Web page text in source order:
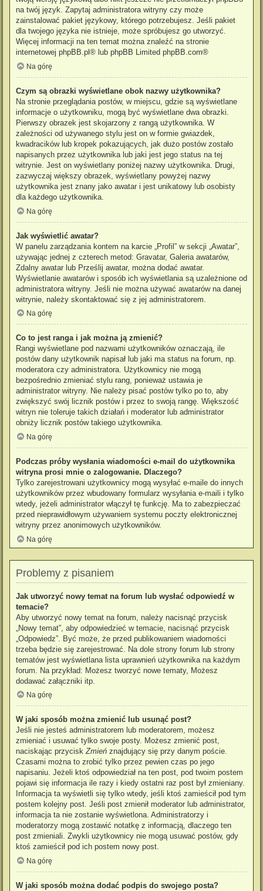
na twój język. Zapytaj administratora witryny czy może
zainstalować pakiet językowy, którego potrzebujesz. Jeśli pakiet
dla twojego języka nie istnieje, może spróbujesz go utworzyć.
Więcej informacji na ten temat można znaleźć na stronie
internetowej phpBB.pl ® lub phpBB Limited phpBB.com®
Na górę
Czym są obrazki wyświetlane obok nazwy użytkownika?
Na stronie przeglądania postów, w miejscu, gdzie są wyświetlane
informacje o użytkowniku, mogą być wyświetlane dwa obrazki.
Pierwszy obrazek jest skojarzony z rangą użytkownika. W
zależności od używanego stylu jest on w formie gwiazdek,
kwadracików lub kropek pokazujących, jak dużo postów zostało
napisanych przez użytkownika lub jaki jest jego status na tej
witrynie. Jest on wyświetlany poniżej nazwy użytkownika. Drugi,
zazwyczaj większy obrazek, wyświetlany powyżej nazwy
użytkownika jest znany jako awatar i jest unikatowy lub osobisty
dla każdego użytkownika.
Na górę
Jak wyświetlić awatar?
W panelu zarządzania kontem na karcie „Profil” w sekcji „Awatar”,
używając jednej z czterech metod: Gravatar, Galeria awatarów,
Zdalny awatar lub Prześlij awatar, można dodać awatar.
Wyświetlanie awatarów i sposób ich wyświetlania są uzależnione od
administratora witryny. Jeśli nie można używać awatarów na danej
witrynie, należy skontaktować się z jej administratorem.
Na górę
Co to jest ranga i jak można ją zmienić?
Rangi wyświetlane pod nazwami użytkowników oznaczają, ile
postów dany użytkownik napisał lub jaki ma status na forum, np.
moderatora czy administratora. Użytkownicy nie mogą
bezpośrednio zmieniać stylu rang, ponieważ ustawia je
administrator witryny. Nie należy pisać postów tylko po to, aby
zwiększyć swój licznik postów i przez to swoją rangę. Większość
witryn nie toleruje takich działań i moderator lub administrator
obniży licznik postów takiego użytkownika.
Na górę
Podczas próby wysłania wiadomości e-mail do użytkownika
witryna prosi mnie o zalogowanie. Dlaczego?
Tylko zarejestrowani użytkownicy mogą wysyłać e-maile do innych
użytkowników przez wbudowany formularz wysyłania e-maili i tylko
wtedy, jeżeli administrator włączył tę funkcję. Ma to zabezpieczać
przed nieprawidłowym używaniem systemu poczty elektronicznej
witryny przez anonimowych użytkowników.
Na górę
Problemy z pisaniem
Jak utworzyć nowy temat na forum lub wysłać odpowiedź w
temacie?
Aby utworzyć nowy temat na forum, należy nacisnąć przycisk
„Nowy temat”, aby odpowiedzieć w temacie, nacisnąć przycisk
„Odpowiedz”. Być może, że przed publikowaniem wiadomości
trzeba będzie się zarejestrować. Na dole strony forum lub strony
tematów jest wyświetlana lista uprawnień użytkownika na każdym
forum. Na przykład: Możesz tworzyć nowe tematy, Możesz
dodawać załączniki itp.
Na górę
W jaki sposób można zmienić lub usunąć post?
Jeśli nie jesteś administratorem lub moderatorem, możesz
zmieniać i usuwać tylko swoje posty. Możesz zmienić post,
naciskając przyciskZmień znajdujący się przy danym poście.
Czasami można to zrobić tylko przez pewien czas po jego
napisaniu. Jeżeli ktoś odpowiedział na ten post, pod twoim postem
pojawi się informacja ile razy i kiedy ostatni raz post był zmieniany.
Informacja ta wyświetli się tylko wtedy, jeśli ktoś zamieścił pod tym
postem kolejny post. Jeśli post zmienił moderator lub administrator,
informacja ta nie zostanie wyświetlona. Administratorzy i
moderatorzy mogą zostawić notatkę z informacją, dlaczego ten
post zmieniali. Zwykli użytkownicy nie mogą usuwać postów, gdy
ktoś zamieścił pod ich postem nowy post.
Na górę
W jaki sposób można dodać podpis do swojego posta?